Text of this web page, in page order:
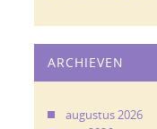
ARCHIEVEN
augustus 2026